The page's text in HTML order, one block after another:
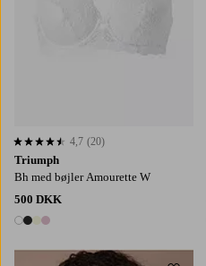
Triumph
Bh med bøjler Amourette W
500 DKK
4 farver
4,7 baseret på 20 bedømmelser
4,7 (20)